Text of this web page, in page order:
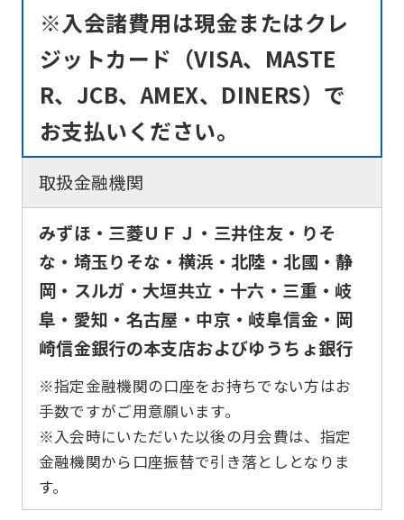
※入会諸費用は現金またはクレ
ジットカード（VISA、MASTE
R、JCB、AMEX、DINERS）で
お支払いください。
取扱金融機関
みずほ・三菱ＵＦＪ・三井住友・りそ
な・埼玉りそな・横浜・北陸・北國・静
岡・スルガ・大垣共立・十六・三重・岐
阜・愛知・名古屋・中京・岐阜信金・岡
崎信金銀行の本支店およびゆうちょ銀行
※指定金融機関の口座をお持ちでない方はお
手数ですがご用意願います。
※入会時にいただいた以後の月会費は、指定
金融機関から口座振替で引き落としとなりま
す。
Automatic